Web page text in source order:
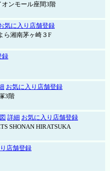
ンモール座間3階
気に入り店舗登録
ら湘南茅ヶ崎３F
録
お気に入り店舗登録
3階
詳細 お気に入り店舗登録
SHONAN HIRATSUKA
店舗登録